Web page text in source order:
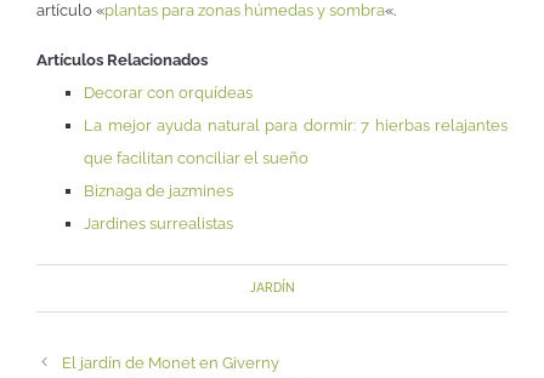
artículo «plantas para zonas húmedas y sombra«.
Artículos Relacionados
Decorar con orquídeas
La mejor ayuda natural para dormir: 7 hierbas relajantes
que facilitan conciliar el sueño
Biznaga de jazmines
Jardines surrealistas
JARDÍN
El jardín de Monet en Giverny